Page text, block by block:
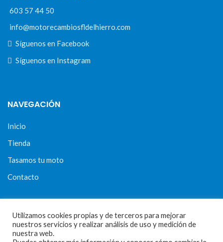
603 57 44 50
info@motorecambiosfldelhierro.com
Síguenos en Facebook
Síguenos en Instagram
NAVEGACIÓN
Inicio
Tienda
Tasamos tu moto
Contacto
CONDICIONES Y AVISOS LEGALES
Condiciones de compra
Utilizamos cookies propias y de terceros para mejorar
nuestros servicios y realizar análisis de uso y medición de
nuestra web.